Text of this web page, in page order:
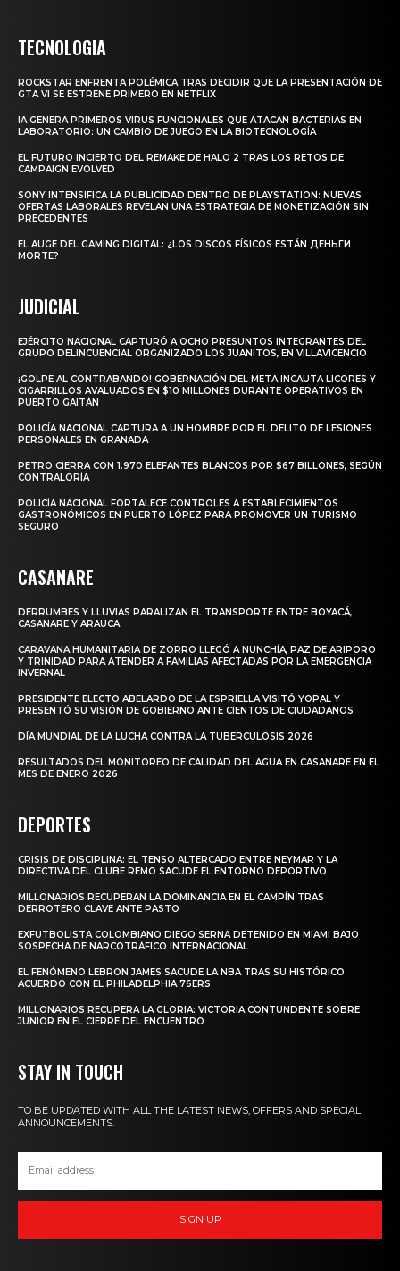
TECNOLOGIA
ROCKSTAR ENFRENTA POLÉMICA TRAS DECIDIR QUE LA PRESENTACIÓN DE
GTA VI SE ESTRENE PRIMERO EN NETFLIX
IA GENERA PRIMEROS VIRUS FUNCIONALES QUE ATACAN BACTERIAS EN
LABORATORIO: UN CAMBIO DE JUEGO EN LA BIOTECNOLOGÍA
EL FUTURO INCIERTO DEL REMAKE DE HALO 2 TRAS LOS RETOS DE
CAMPAIGN EVOLVED
SONY INTENSIFICA LA PUBLICIDAD DENTRO DE PLAYSTATION: NUEVAS
OFERTAS LABORALES REVELAN UNA ESTRATEGIA DE MONETIZACIÓN SIN
PRECEDENTES
EL AUGE DEL GAMING DIGITAL: ¿LOS DISCOS FÍSICOS ESTÁN ДЕНЬГИ
MORTE?
JUDICIAL
EJÉRCITO NACIONAL CAPTURÓ A OCHO PRESUNTOS INTEGRANTES DEL
GRUPO DELINCUENCIAL ORGANIZADO LOS JUANITOS, EN VILLAVICENCIO
¡GOLPE AL CONTRABANDO! GOBERNACIÓN DEL META INCAUTA LICORES Y
CIGARRILLOS AVALUADOS EN $10 MILLONES DURANTE OPERATIVOS EN
PUERTO GAITÁN
POLICÍA NACIONAL CAPTURA A UN HOMBRE POR EL DELITO DE LESIONES
PERSONALES EN GRANADA
PETRO CIERRA CON 1.970 ELEFANTES BLANCOS POR $67 BILLONES, SEGÚN
CONTRALORÍA
POLICÍA NACIONAL FORTALECE CONTROLES A ESTABLECIMIENTOS
GASTRONÓMICOS EN PUERTO LÓPEZ PARA PROMOVER UN TURISMO
SEGURO
CASANARE
DERRUMBES Y LLUVIAS PARALIZAN EL TRANSPORTE ENTRE BOYACÁ,
CASANARE Y ARAUCA
CARAVANA HUMANITARIA DE ZORRO LLEGÓ A NUNCHÍA, PAZ DE ARIPORO
Y TRINIDAD PARA ATENDER A FAMILIAS AFECTADAS POR LA EMERGENCIA
INVERNAL
PRESIDENTE ELECTO ABELARDO DE LA ESPRIELLA VISITÓ YOPAL Y
PRESENTÓ SU VISIÓN DE GOBIERNO ANTE CIENTOS DE CIUDADANOS
DÍA MUNDIAL DE LA LUCHA CONTRA LA TUBERCULOSIS 2026
RESULTADOS DEL MONITOREO DE CALIDAD DEL AGUA EN CASANARE EN EL
MES DE ENERO 2026
DEPORTES
CRISIS DE DISCIPLINA: EL TENSO ALTERCADO ENTRE NEYMAR Y LA
DIRECTIVA DEL CLUBE REMO SACUDE EL ENTORNO DEPORTIVO
MILLONARIOS RECUPERAN LA DOMINANCIA EN EL CAMPÍN TRAS
DERROTERO CLAVE ANTE PASTO
EXFUTBOLISTA COLOMBIANO DIEGO SERNA DETENIDO EN MIAMI BAJO
SOSPECHA DE NARCOTRÁFICO INTERNACIONAL
EL FENÓMENO LEBRON JAMES SACUDE LA NBA TRAS SU HISTÓRICO
ACUERDO CON EL PHILADELPHIA 76ERS
MILLONARIOS RECUPERA LA GLORIA: VICTORIA CONTUNDENTE SOBRE
JUNIOR EN EL CIERRE DEL ENCUENTRO
STAY IN TOUCH
TO BE UPDATED WITH ALL THE LATEST NEWS, OFFERS AND SPECIAL
ANNOUNCEMENTS.
SIGN UP